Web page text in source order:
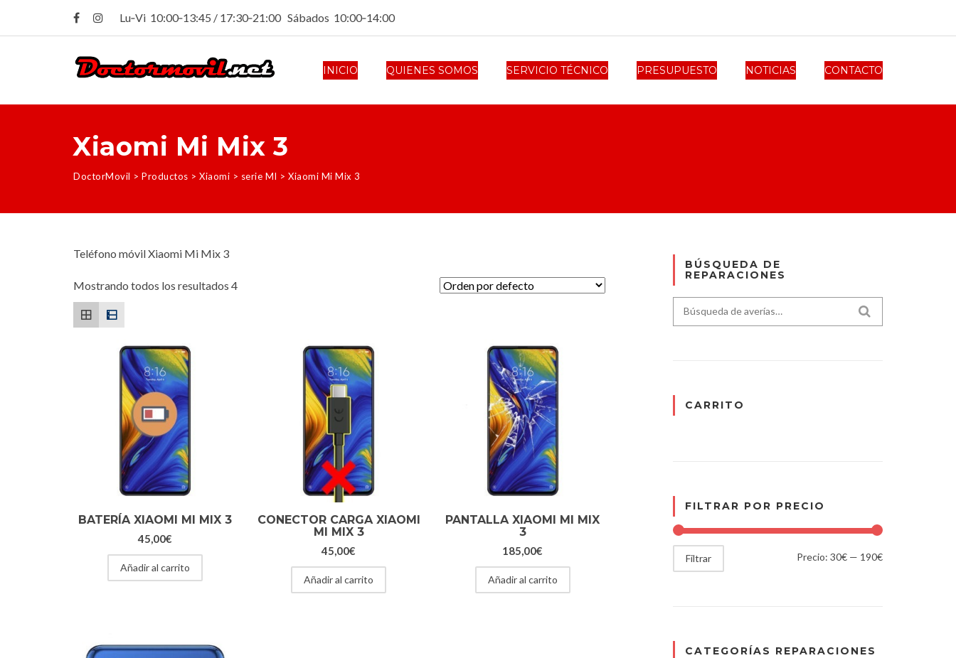
Lu‑Vi 10:00‑13:45 / 17:30‑21:00 Sábados 10:00‑14:00
INICIO QUIENES SOMOS SERVICIO TÉCNICO PRESUPUESTO NOTICIAS CONTACTO
Xiaomi Mi Mix 3
DoctorMovil > Productos > Xiaomi > serie MI > Xiaomi Mi Mix 3
Teléfono móvil Xiaomi Mi Mix 3
Mostrando todos los resultados 4
BATERÍA XIAOMI MI MIX 3
45,00€
Añadir al carrito
CONECTOR CARGA XIAOMI
MI MIX 3
45,00€
Añadir al carrito
PANTALLA XIAOMI MI MIX
3
185,00€
Añadir al carrito
BÚSQUEDA DE
REPARACIONES
Search for:
CARRITO
FILTRAR POR PRECIO
Filtrar Precio: 30€ — 190€
CATEGORÍAS REPARACIONES